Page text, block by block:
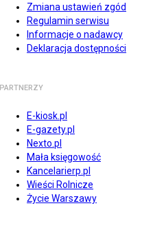
Zmiana ustawień zgód
Regulamin serwisu
Informacje o nadawcy
Deklaracja dostępności
PARTNERZY
E-kiosk.pl
E-gazety.pl
Nexto.pl
Mała księgowość
Kancelarierp.pl
Wieści Rolnicze
Życie Warszawy